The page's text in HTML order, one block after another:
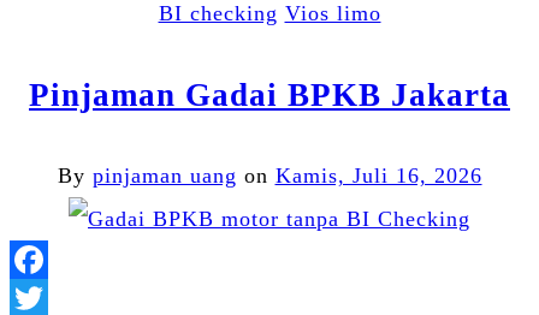
BI checking Vios limo
Pinjaman Gadai BPKB Jakarta
By pinjaman uang on Kamis, Juli 16, 2026